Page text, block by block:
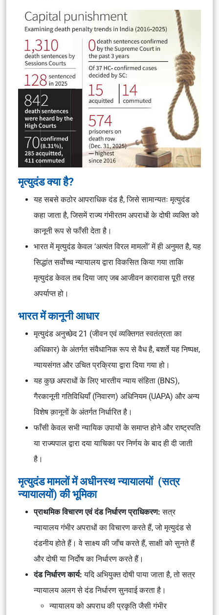
मृत्युदंड क्या है?
यह सबसे कठोर आपराधिक दंड है, जिसे सामान्यतः मृत्युदंड
कहा जाता है, जिसमें राज्य गंभीरतम अपराधों के दोषी व्यक्ति को
कानूनी रूप से फाँसी देता है।
भारत में मृत्युदंड केवल ‘अत्यंत विरल मामलों’ में ही अनुमत है, यह
सिद्धांत सर्वोच्च न्यायालय द्वारा विकसित किया गया ताकि
मृत्युदंड केवल तब दिया जाए जब आजीवन कारावास पूरी तरह
अपर्याप्त हो।
भारत में कानूनी आधार
मृत्युदंड अनुच्छेद 21 (जीवन एवं व्यक्तिगत स्वतंत्रता का
अधिकार) के अंतर्गत संवैधानिक रूप से वैध है, बशर्ते यह निष्पक्ष,
न्यायसंगत और उचित प्रक्रिया द्वारा दिया गया हो।
यह कुछ अपराधों के लिए भारतीय न्याय संहिता (BNS),
गैरकानूनी गतिविधियाँ (निवारण) अधिनियम (UAPA) और अन्य
विशेष क़ानूनों के अंतर्गत निर्धारित है।
फाँसी केवल सभी न्यायिक उपायों के समाप्त होने और राष्ट्रपति
या राज्यपाल द्वारा दया याचिका पर निर्णय के बाद ही दी जाती
है।
मृत्युदंड मामलों में अधीनस्थ न्यायालयों (सत्र
न्यायालयों) की भूमिका
प्राथमिक विचारण एवं दंड निर्धारण प्राधिकरण: सत्र
न्यायालय गंभीर अपराधों का विचारण करते हैं, जो मृत्युदंड से
दंडनीय होते हैं। वे साक्ष्य की जाँच करते हैं, साक्षी को सुनते हैं
और दोषी या निर्दोष का निर्धारण करते हैं।
दंड निर्धारण कार्य: यदि अभियुक्त दोषी पाया जाता है, तो सत्र
न्यायालय अलग से दंड निर्धारण सुनवाई करता है।
न्यायालय को अपराध की प्रकृति जैसीगंभीर